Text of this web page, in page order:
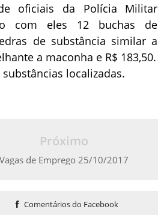
oficiais da Polícia Militar
com eles 12 buchas de
de substância similar a
a maconha e R$ 183,50.
localizadas.
Próximo
Vagas de Emprego 25/10/2017
Comentários do Facebook